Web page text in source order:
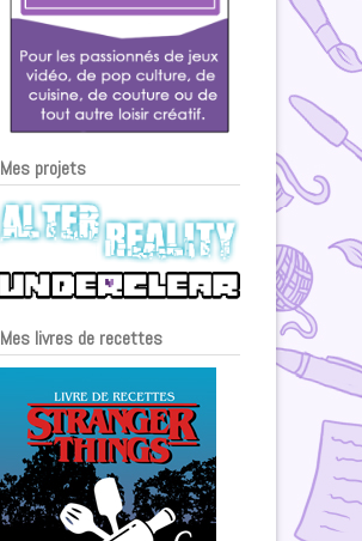
Mes projets
Mes livres de recettes